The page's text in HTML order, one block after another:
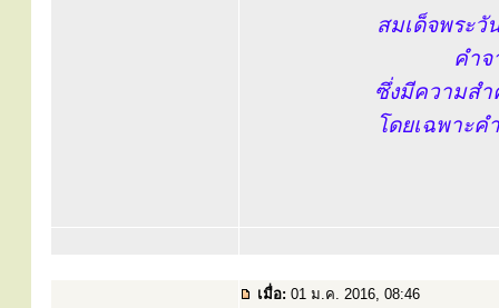
สมเด็จพระ
คำจ
ซึ่งมีความสำ
โดยเฉพาะค
เมื่อ: 01 ม.ค. 2016, 08:46